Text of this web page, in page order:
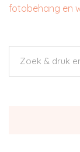
fotobehang en